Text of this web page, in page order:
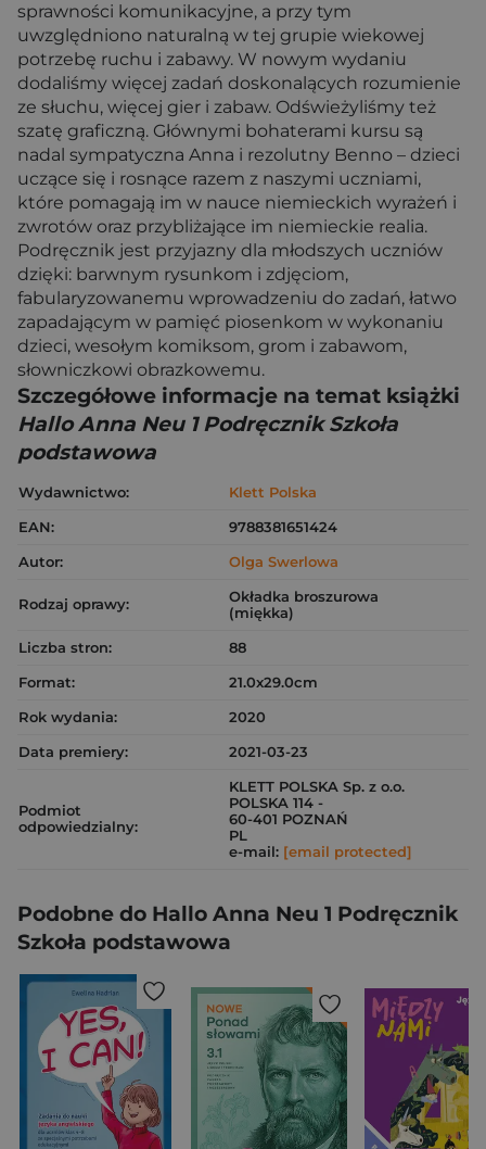
sprawności komunikacyjne, a przy tym
uwzględniono naturalną w tej grupie wiekowej
potrzebę ruchu i zabawy. W nowym wydaniu
dodaliśmy więcej zadań doskonalących rozumienie
ze słuchu, więcej gier i zabaw. Odświeżyliśmy też
szatę graficzną. Głównymi bohaterami kursu są
nadal sympatyczna Anna i rezolutny Benno – dzieci
uczące się i rosnące razem z naszymi uczniami,
które pomagają im w nauce niemieckich wyrażeń i
zwrotów oraz przybliżające im niemieckie realia.
Podręcznik jest przyjazny dla młodszych uczniów
dzięki: barwnym rysunkom i zdjęciom,
fabularyzowanemu wprowadzeniu do zadań, łatwo
zapadającym w pamięć piosenkom w wykonaniu
dzieci, wesołym komiksom, grom i zabawom,
słowniczkowi obrazkowemu.
Szczegółowe informacje na temat książki
Hallo Anna Neu 1 Podręcznik Szkoła
podstawowa
Wydawnictwo:
Klett Polska
EAN:
9788381651424
Autor:
Olga Swerlowa
Rodzaj oprawy:
Okładka broszurowa
(miękka)
Liczba stron:
88
Format:
21.0x29.0cm
Rok wydania:
2020
Data premiery:
2021-03-23
Podmiot
odpowiedzialny:
KLETT POLSKA Sp. z o.o.
POLSKA 114 -
60-401 POZNAŃ
PL
e-mail: [email protected]
Podobne do Hallo Anna Neu 1 Podręcznik
Szkoła podstawowa